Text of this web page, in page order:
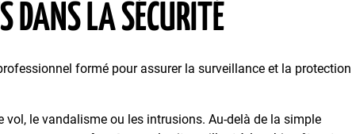
DANS LA SÉCURITÉ
formé pour assurer la surveillance et la protection
le vandalisme ou les intrusions. Au-delà de la simple